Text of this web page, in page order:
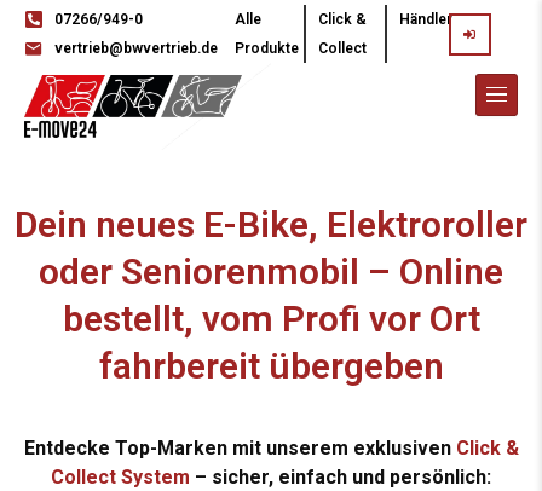
07266/949-0
vertrieb@bwvertrieb.de
Alle
Produkte
Click &
Collect
Händler
Dein neues E-Bike, Elektroroller
oder Seniorenmobil – Online
bestellt, vom Profi vor Ort
fahrbereit übergeben
Entdecke Top-Marken mit unserem exklusiven Click &
Collect System – sicher, einfach und persönlich: